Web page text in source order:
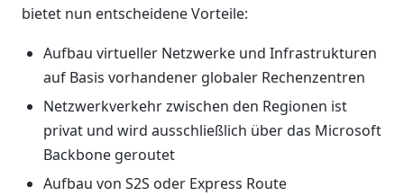
bietet nun entscheidene Vorteile:
Aufbau virtueller Netzwerke und Infrastrukturen
auf Basis vorhandener globaler Rechenzentren
Netzwerkverkehr zwischen den Regionen ist
privat und wird ausschließlich über das Microsoft
Backbone geroutet
Aufbau von S2S oder Express Route